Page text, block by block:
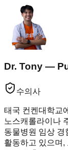
Dr. Tony —
수의사
태국 컨켄대학교
노스캐롤라이나
동물병원 임상 경
활동하고 있으며,